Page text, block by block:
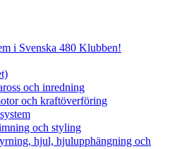
i Svenska 480 Klubben!
och inredning
och kraftöverföring
och styling
hjul, hjulupphängning och